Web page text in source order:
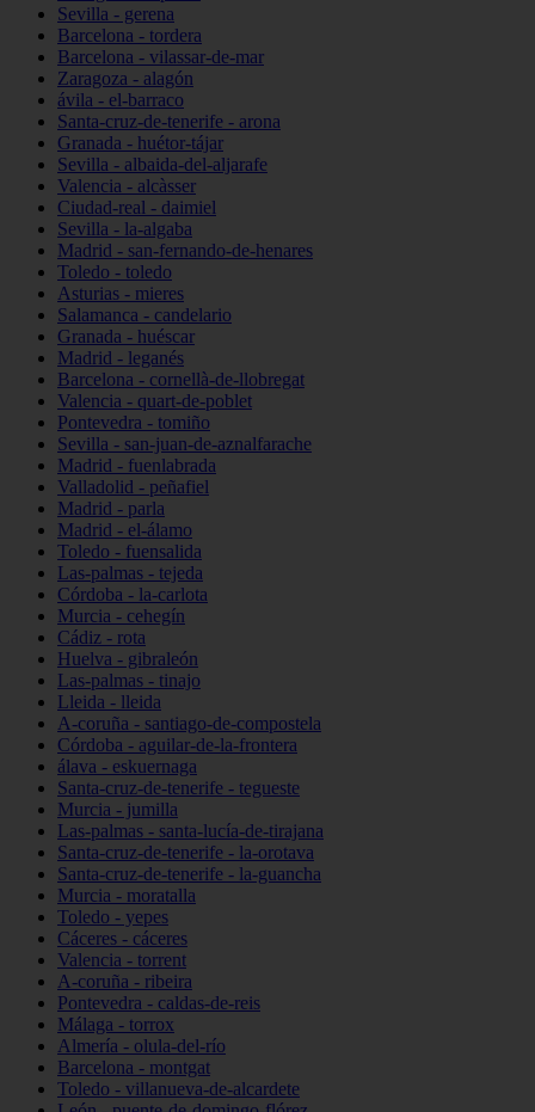
Sevilla - gerena
Barcelona - tordera
Barcelona - vilassar-de-mar
Zaragoza - alagón
ávila - el-barraco
Santa-cruz-de-tenerife - arona
Granada - huétor-tájar
Sevilla - albaida-del-aljarafe
Valencia - alcàsser
Ciudad-real - daimiel
Sevilla - la-algaba
Madrid - san-fernando-de-henares
Toledo - toledo
Asturias - mieres
Salamanca - candelario
Granada - huéscar
Madrid - leganés
Barcelona - cornellà-de-llobregat
Valencia - quart-de-poblet
Pontevedra - tomiño
Sevilla - san-juan-de-aznalfarache
Madrid - fuenlabrada
Valladolid - peñafiel
Madrid - parla
Madrid - el-álamo
Toledo - fuensalida
Las-palmas - tejeda
Córdoba - la-carlota
Murcia - cehegín
Cádiz - rota
Huelva - gibraleón
Las-palmas - tinajo
Lleida - lleida
A-coruña - santiago-de-compostela
Córdoba - aguilar-de-la-frontera
álava - eskuernaga
Santa-cruz-de-tenerife - tegueste
Murcia - jumilla
Las-palmas - santa-lucía-de-tirajana
Santa-cruz-de-tenerife - la-orotava
Santa-cruz-de-tenerife - la-guancha
Murcia - moratalla
Toledo - yepes
Cáceres - cáceres
Valencia - torrent
A-coruña - ribeira
Pontevedra - caldas-de-reis
Málaga - torrox
Almería - olula-del-río
Barcelona - montgat
Toledo - villanueva-de-alcardete